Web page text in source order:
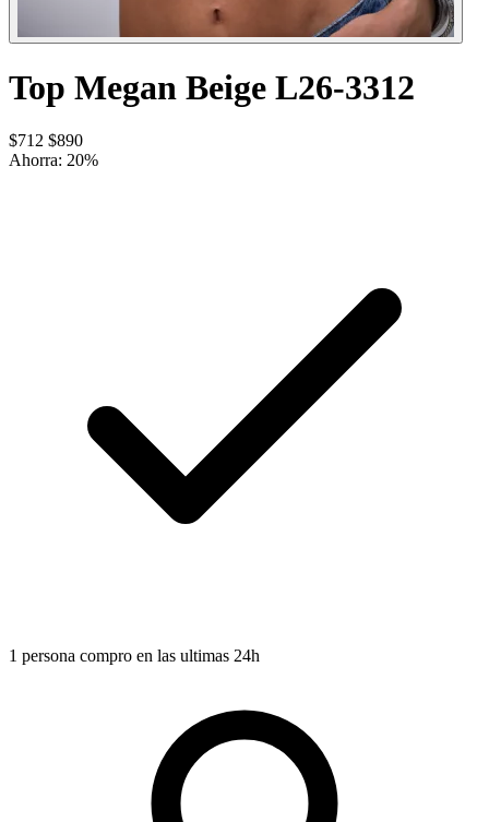
Top Megan Beige L26-3312
$712 $890
Ahorra: 20%
1 persona compro en las ultimas 24h